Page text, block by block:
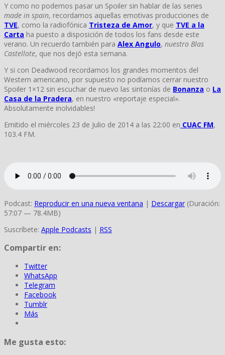
Y como no podemos pasar un Spoiler sin hablar de las series
made in spain, recordamos aquellas emotivas producciones de
TVE, como la radiofónica Tristeza de Amor, y que TVE a la
Carta ha puesto a disposición de todos los fans desde este
verano. Un recuerdo también para Alex Angulo, nuestro Blas
Castellote, que nos dejó esta semana.
Y si con Deadwood recordamos los grandes momentos del
Western americano, por supuesto no podíamos cerrar nuestro
Spoiler 1×12 sin escuchar de nuevo las sintonías de Bonanza o La
Casa de la Pradera, en nuestro «reportaje especial».
Absolutamente inolvidables!
Emitido el miércoles 23 de Julio de 2014 a las 22:00 en CUAC FM,
103.4 FM.
Podcast: Reproducir en una nueva ventana | Descargar (Duración:
57:07 — 78.4MB)
Suscríbete: Apple Podcasts | RSS
Compartir en:
Twitter
WhatsApp
Telegram
Facebook
Tumblr
Más
Me gusta esto: